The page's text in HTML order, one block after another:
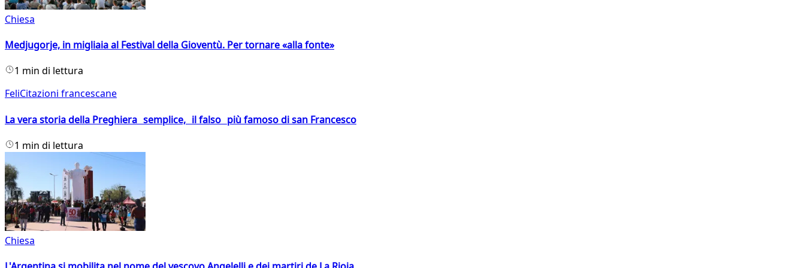
Chiesa
Medjugorje, in migliaia al Festival della Gioventù. Per tornare «alla fonte»
1 min di lettura
FeliCitazioni francescane
La vera storia della Preghiera semplice, il falso più famoso di san Francesco
1 min di lettura
Chiesa